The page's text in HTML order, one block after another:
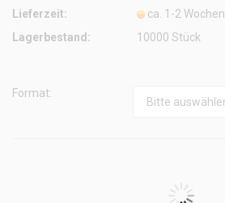
Lieferzeit:
ca. 1-2 Wochen
Lagerbestand: 10000Stück
Format: